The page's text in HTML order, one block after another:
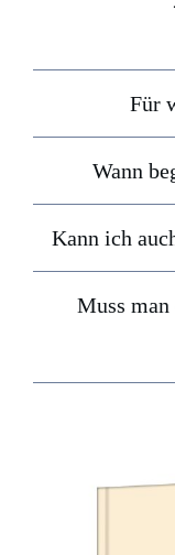
Für
Wann
Kann ich
Muss